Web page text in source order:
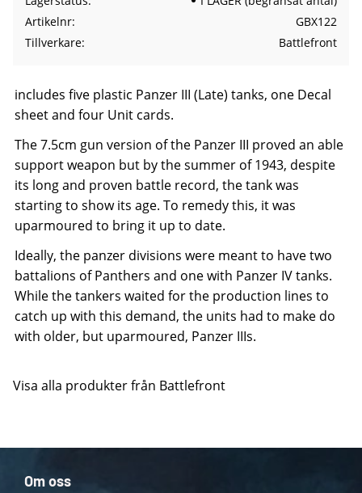
Artikelnr
GBX122
Tillverkare
Battlefront
includes five plastic Panzer III (Late) tanks, one Decal
sheet and four Unit cards.
The 7.5cm gun version of the Panzer III proved an able
support weapon but by the summer of 1943, despite
its long and proven battle record, the tank was
starting to show its age. To remedy this, it was
uparmoured to bring it up to date.
Ideally, the panzer divisions were meant to have two
battalions of Panthers and one with Panzer IV tanks.
While the tankers waited for the production lines to
catch up with this demand, the units had to make do
with older, but uparmoured, Panzer IIIs.
Visa alla produkter från Battlefront
Om oss